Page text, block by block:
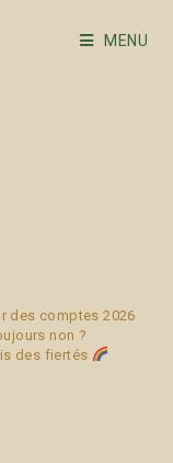
MENU
des comptes 2026
non ?
des fiertés